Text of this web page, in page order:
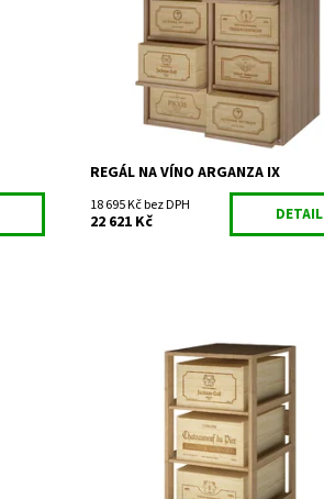
Dostupnost:
Do 3 týdnů
BX2545
Expovinalia
Záruka:
2 roky
REGÁL NA VÍNO ARGANZA IX
18 695 Kč bez DPH
22 621 Kč DETAIL
Dřevěný regál na uskladnění vína.
Dostupnost:
Do 3 týdnů
EX2563
Expovinalia
2 roky